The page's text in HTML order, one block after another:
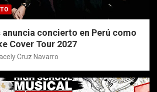
anuncia concierto en Perú como
Cover Tour 2027
Cruz Navarro